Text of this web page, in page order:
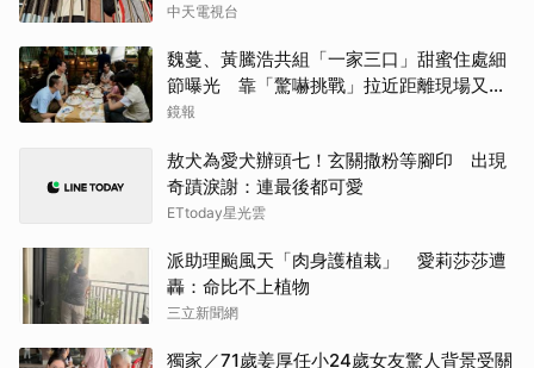
中天電視台
魏蔓、黃騰浩共組「一家三口」甜蜜住處細
節曝光 靠「驚嚇挑戰」拉近距離現場又叫
又笑
鏡報
敖犬為愛犬辦頭七！玄關撒粉等腳印 出現
奇蹟淚謝：連最後都可愛
ETtoday星光雲
派助理颱風天「肉身護植栽」 愛莉莎莎遭
轟：命比不上植物
三立新聞網
獨家／71歲姜厚任小24歲女友驚人背景受關